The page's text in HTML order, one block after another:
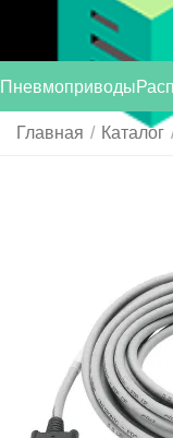
Пневмоприводы
Главная / Каталог